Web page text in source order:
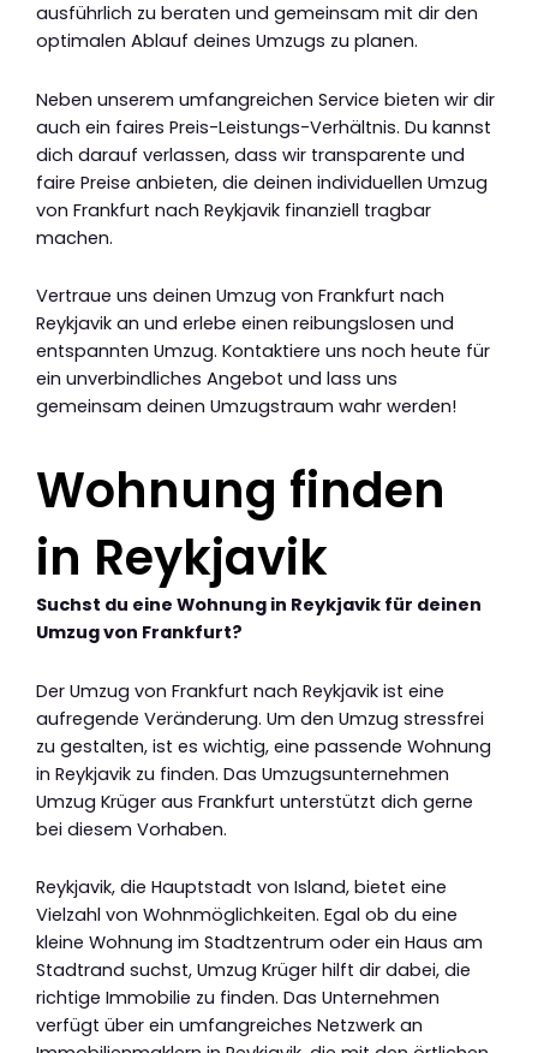
ausführlich zu beraten und gemeinsam mit dir den
optimalen Ablauf deines Umzugs zu planen.
Neben unserem umfangreichen Service bieten wir dir
auch ein faires Preis-Leistungs-Verhältnis. Du kannst
dich darauf verlassen, dass wir transparente und
faire Preise anbieten, die deinen individuellen Umzug
von Frankfurt nach Reykjavik finanziell tragbar
machen.
Vertraue uns deinen Umzug von Frankfurt nach
Reykjavik an und erlebe einen reibungslosen und
entspannten Umzug. Kontaktiere uns noch heute für
ein unverbindliches Angebot und lass uns
gemeinsam deinen Umzugstraum wahr werden!
Wohnung finden
in Reykjavik
Suchst du eine Wohnung in Reykjavik für deinen
Umzug von Frankfurt?
Der Umzug von Frankfurt nach Reykjavik ist eine
aufregende Veränderung. Um den Umzug stressfrei
zu gestalten, ist es wichtig, eine passende Wohnung
in Reykjavik zu finden. Das Umzugsunternehmen
Umzug Krüger aus Frankfurt unterstützt dich gerne
bei diesem Vorhaben.
Reykjavik, die Hauptstadt von Island, bietet eine
Vielzahl von Wohnmöglichkeiten. Egal ob du eine
kleine Wohnung im Stadtzentrum oder ein Haus am
Stadtrand suchst, Umzug Krüger hilft dir dabei, die
richtige Immobilie zu finden. Das Unternehmen
verfügt über ein umfangreiches Netzwerk an